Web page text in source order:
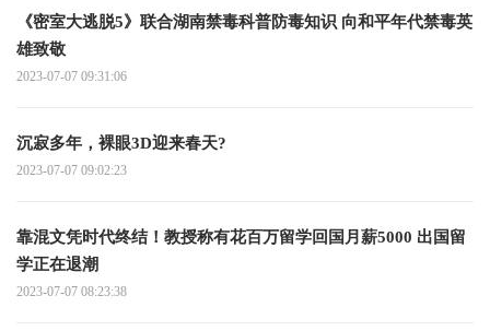
《密室大逃脱5》联合湖南禁毒科普防毒知识 向和平年代禁毒英
雄致敬
2023-07-07 09:31:06
沉寂多年，裸眼3D迎来春天?
2023-07-07 09:02:23
靠混文凭时代终结！教授称有花百万留学回国月薪5000 出国留
学正在退潮
2023-07-07 08:23:38